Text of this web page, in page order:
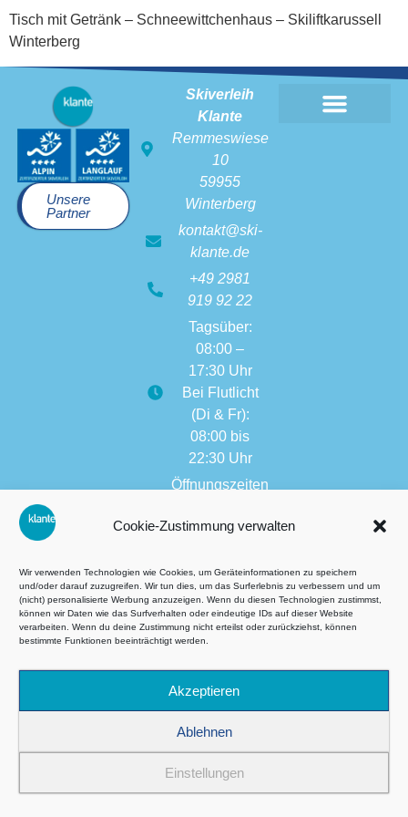
Cookie-Zustimmung verwalten
Wir verwenden Technologien wie Cookies, um Geräteinformationen zu speichern
und/oder darauf zuzugreifen. Wir tun dies, um das Surferlebnis zu verbessern und um
(nicht) personalisierte Werbung anzuzeigen. Wenn du diesen Technologien zustimmst,
können wir Daten wie das Surfverhalten oder eindeutige IDs auf dieser Website
verarbeiten. Wenn du deine Zustimmung nicht erteilst oder zurückziehst, können
bestimmte Funktionen beeinträchtigt werden.
Akzeptieren
Ablehnen
Einstellungen
Tisch mit Getränk – Schneewittchenhaus – Skiliftkarussell
Winterberg
Skiverleih
Klante
Remmeswiese
10
59955
Winterberg
kontakt@ski-
klante.de
+49 2981
919 92 22
Tagsüber:
08:00 –
17:30 Uhr
Bei Flutlicht
(Di & Fr):
08:00 bis
22:30 Uhr
Öffnungszeiten
Filialen:
17:30 Uhr
Unsere
Partner
©2026 Alle Rechte vorbehalten – Ski Klante
AGB´s
Datenschutzbestimmungen
Impressum